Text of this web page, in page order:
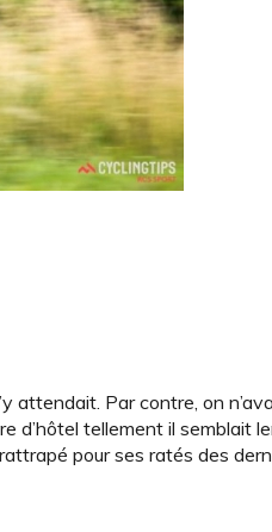
attendait. Par contre, on
d’hôtel tellement il semblait
pour ses ratés des